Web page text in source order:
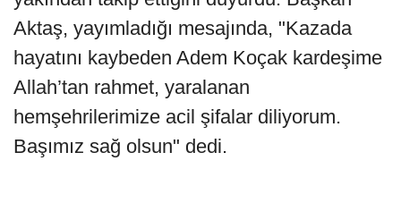
Aktaş, yayımladığı mesajında, "Kazada
hayatını kaybeden Adem Koçak kardeşime
Allah’tan rahmet, yaralanan
hemşehrilerimize acil şifalar diliyorum.
Başımız sağ olsun" dedi.